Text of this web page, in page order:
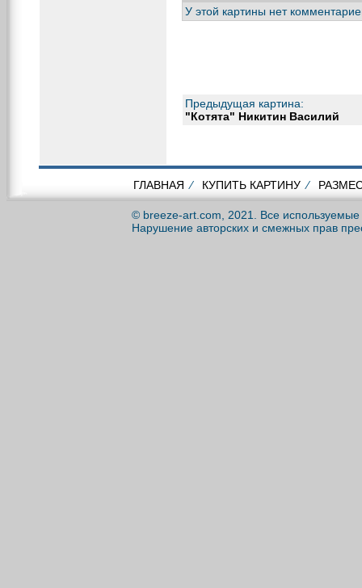
У этой картины нет
Предыдущая картина:
"Котята" Никитин Василий
ГЛАВНАЯ ⁄ КУПИТЬ КАРТИНУ⁄
© breeze-art.com, 2021. Все
Нарушение авторских и смежных прав